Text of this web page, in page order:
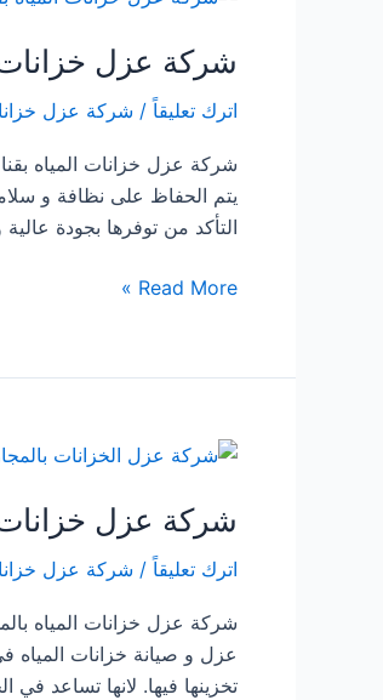
شركة عزل خزانات
اترك تعليقاً / شركة عزل
يتم الحفاظ على نظافة و
التأكد من توفرها بجودة
شركة
المياه
Read More »
شركة عزل خزانات
اترك تعليقاً / شركة عزل
عزل و صيانة خزانات المياه
تخزينها فيها. لانها تساعد في